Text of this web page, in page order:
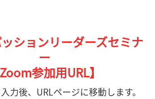
ションリーダーズセミナ
ー
Zoom参加用URL】
力後、URLページに移動します。